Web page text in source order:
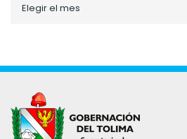
porElegir el mes